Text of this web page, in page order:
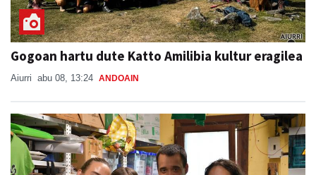
Gogoan hartu dute Katto Amilibia kultur eragilea
Aiurri abu 08, 13:24 ANDOAIN